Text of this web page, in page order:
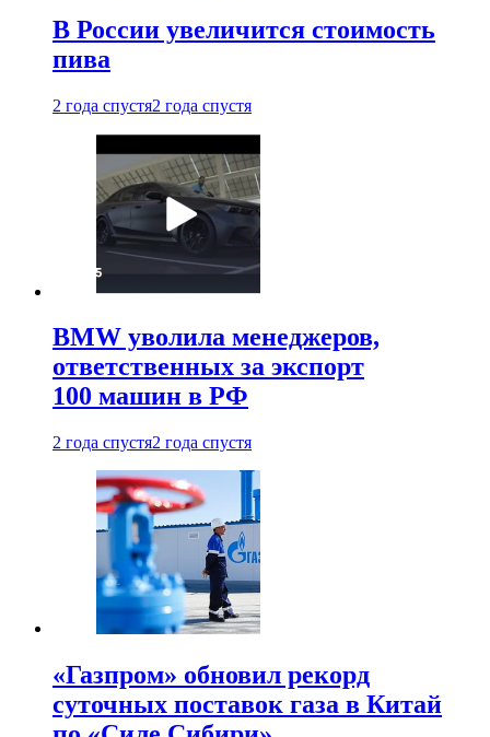
В России увеличится стоимость
пива
2 года спустя2 года спустя
BMW уволила менеджеров,
ответственных за экспорт
100 машин в РФ
2 года спустя2 года спустя
«Газпром» обновил рекорд
суточных поставок газа в Китай